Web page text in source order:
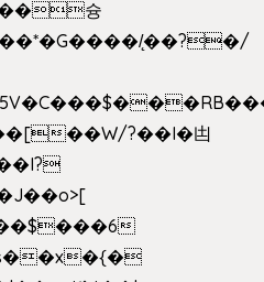
슝
̨��?�/
��W/?��I�凷